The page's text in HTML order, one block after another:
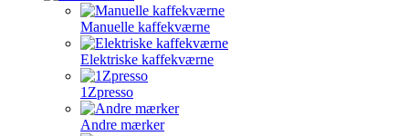
Manuelle kaffekværne
Elektriske kaffekværne
1Zpresso
Andre mærker